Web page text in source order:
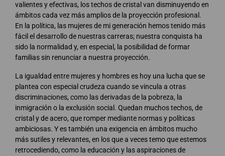
valientes y efectivas, los techos de cristal van disminuyendo en
ámbitos cada vez más amplios de la proyección profesional.
En la política, las mujeres de mi generación hemos tenido más
fácil el desarrollo de nuestras carreras; nuestra conquista ha
sido la normalidad y, en especial, la posibilidad de formar
familias sin renunciar a nuestra proyección.
La igualdad entre mujeres y hombres es hoy una lucha que se
plantea con especial crudeza cuando se vincula a otras
discriminaciones, como las derivadas de la pobreza, la
inmigración o la exclusión social. Quedan muchos techos, de
cristal y de acero, que romper mediante normas y políticas
ambiciosas. Y es también una exigencia en ámbitos mucho
más sutiles y relevantes, en los que a veces temo que estemos
retrocediendo, como la educación y las aspiraciones de